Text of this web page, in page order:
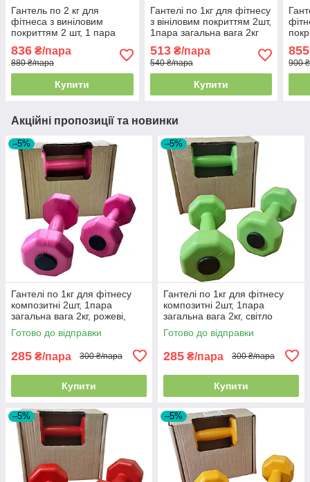
Гантель по 2 кг для
фітнеса з виніловим
покриттям 2 шт, 1 пара
рожевий FF51D3A-2kg
836 ₴/пара
880 ₴/пара
Купити
Гантелі по 1кг для фітнесу
з вініловим покриттям 2шт,
1пара загальна вага 2кг
513₴/пара
540 ₴/пара
Купити
855
900
Акційні пропозиції та новинки
–5%
Гантелі по 1кг для фітнесу
композитні 2шт, 1пара
загальна вага 2кг, рожеві,
Україна
Готово до відправки
285 ₴/пара 300 ₴/пара
Купити
–5%
Гантелі по 1кг для фітнесу
композитні 2шт, 1пара
загальна вага 2кг, світло
зелені, Україна
Готово до відправки
285 ₴/пара 300 ₴/пара
Купити
–5% –5%